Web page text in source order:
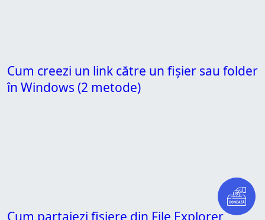
Cum creezi un link către un fișier sau folder
în Windows (2 metode)
Cum partajezi fișiere din File Explorer